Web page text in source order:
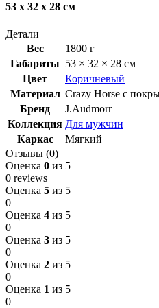
53 x 32 x 28 см
Детали
Вес
1800 г
Габариты 53 × 32 × 28 см
Цвет
Коричневый
Материал Crazy Horse с
Бренд
J.Audmorr
Коллекция Для мужчин
Каркас
Мягкий
Отзывы (0)
Оценка 0 из 5
0 reviews
Оценка 5 из 5
0
Оценка 4 из 5
0
Оценка 3 из 5
0
Оценка 2 из 5
0
Оценка 1 из 5
0